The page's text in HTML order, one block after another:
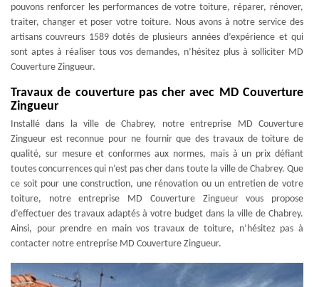
pouvons renforcer les performances de votre toiture, réparer, rénover,
traiter, changer et poser votre toiture. Nous avons à notre service des
artisans couvreurs 1589 dotés de plusieurs années d’expérience et qui
sont aptes à réaliser tous vos demandes, n’hésitez plus à solliciter MD
Couverture Zingueur.
Travaux de couverture pas cher avec MD Couverture
Zingueur
Installé dans la ville de Chabrey, notre entreprise MD Couverture
Zingueur est reconnue pour ne fournir que des travaux de toiture de
qualité, sur mesure et conformes aux normes, mais à un prix défiant
toutes concurrences qui n’est pas cher dans toute la ville de Chabrey. Que
ce soit pour une construction, une rénovation ou un entretien de votre
toiture, notre entreprise MD Couverture Zingueur vous propose
d’effectuer des travaux adaptés à votre budget dans la ville de Chabrey.
Ainsi, pour prendre en main vos travaux de toiture, n’hésitez pas à
contacter notre entreprise MD Couverture Zingueur.